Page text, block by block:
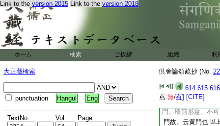
Link to the version 2015 Link to the version 2018
ホーム 検索 ご挨拶 組織 利
大正蔵検索
punctuation Hangul Eng
TextNo. Vol. Page
倶舍論頌疏抄 (No.
614 615 616
点:無/有] [CITE]
於人趣中唯三洲 文
等麁重業道。無不
搋･損壞扇搋。半擇
黄門 古
云。
土后宮令守護心人
也 以上 堯抄云。扇
根者黄布令卷腰。
爲黄門。扇搋･半
決云。大國作法。
門。取無形意。不
門故。云黄門也 以